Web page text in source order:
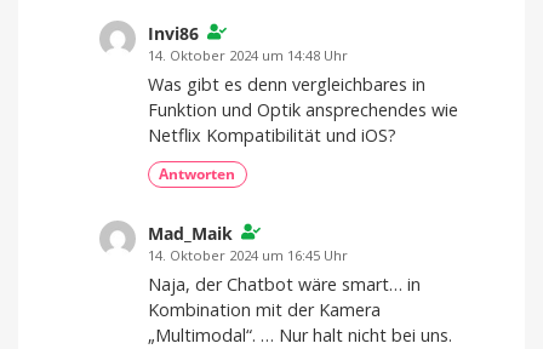
Invi86
14. Oktober 2024 um 14:48 Uhr
Was gibt es denn vergleichbares in
Funktion und Optik ansprechendes wie
Netflix Kompatibilität und iOS?
Antworten
Mad_Maik
14. Oktober 2024 um 16:45 Uhr
Naja, der Chatbot wäre smart… in
Kombination mit der Kamera
„Multimodal“. … Nur halt nicht bei uns.